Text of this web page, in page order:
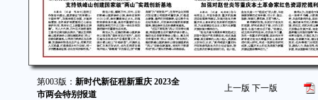
第003版： 新时代新征程新重庆 2023全
市两会特别报道
上一版 下一版